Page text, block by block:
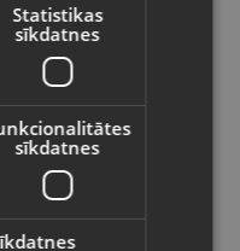
Statistikas
sīkdatnes
sīkdatnes